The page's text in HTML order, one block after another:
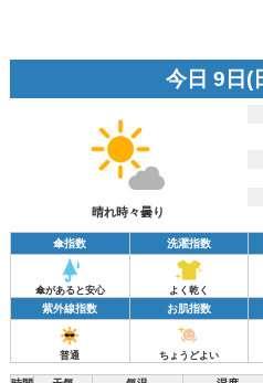
今日 9日(
晴れ時々曇り
傘指数 洗濯指数
傘があると安心 よく乾く
紫外線指数 お肌指数
普通 ちょうどよい